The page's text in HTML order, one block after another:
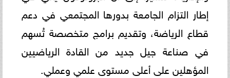
إطار التزام الجامعة بدورها المجتمعي في دعم
قطاع الرياضة، وتقديم برامج متخصصة تُسهم
في صناعة جيل جديد من القادة الرياضيين
المؤهلين على أعلى مستوى علمي وعملي.